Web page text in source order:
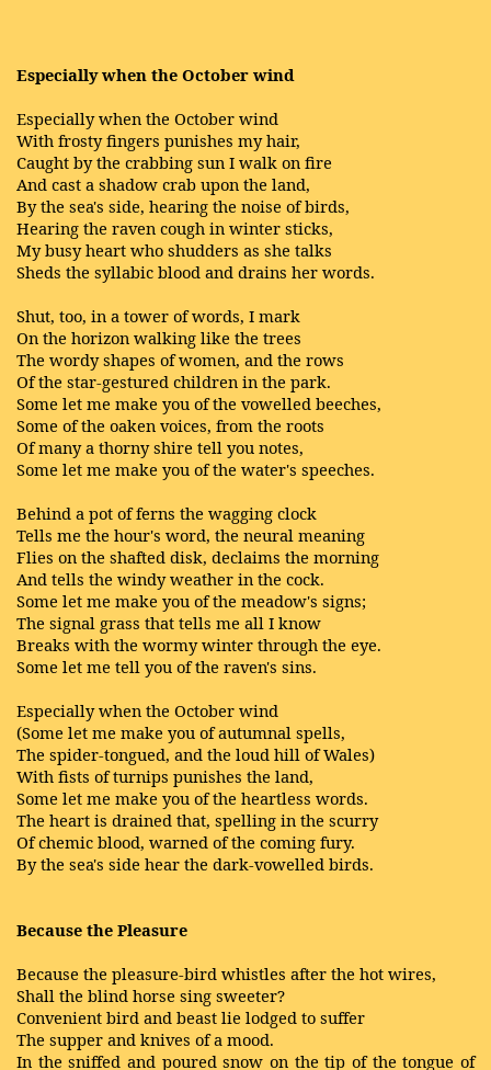
Especially when the October wind
Especially when the October wind
With frosty fingers punishes my hair,
Caught by the crabbing sun I walk on fire
And cast a shadow crab upon the land,
By the sea's side, hearing the noise of birds,
Hearing the raven cough in winter sticks,
My busy heart who shudders as she talks
Sheds the syllabic blood and drains her words.
Shut, too, in a tower of words, I mark
On the horizon walking like the trees
The wordy shapes of women, and the rows
Of the star-gestured children in the park.
Some let me make you of the vowelled beeches,
Some of the oaken voices, from the roots
Of many a thorny shire tell you notes,
Some let me make you of the water's speeches.
Behind a pot of ferns the wagging clock
Tells me the hour's word, the neural meaning
Flies on the shafted disk, declaims the morning
And tells the windy weather in the cock.
Some let me make you of the meadow's signs;
The signal grass that tells me all I know
Breaks with the wormy winter through the eye.
Some let me tell you of the raven's sins.
Especially when the October wind
(Some let me make you of autumnal spells,
The spider-tongued, and the loud hill of Wales)
With fists of turnips punishes the land,
Some let me make you of the heartless words.
The heart is drained that, spelling in the scurry
Of chemic blood, warned of the coming fury.
By the sea's side hear the dark-vowelled birds.
Because the Pleasure
Because the pleasure-bird whistles after the hot wires,
Shall the blind horse sing sweeter?
Convenient bird and beast lie lodged to suffer
The supper and knives of a mood.
In the sniffed and poured snow on the tip of the tongue of